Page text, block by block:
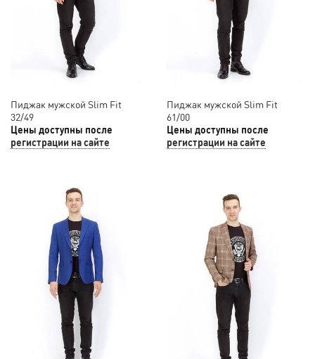
Пиджак мужской Slim Fit
32/49
Цены доступны после
регистрации на сайте
Пиджак мужской Slim Fit
61/00
Цены доступны после
регистрации на сайте